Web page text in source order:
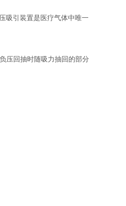
吸引装置是医疗气体中唯一
压回抽时随吸力抽回的部分